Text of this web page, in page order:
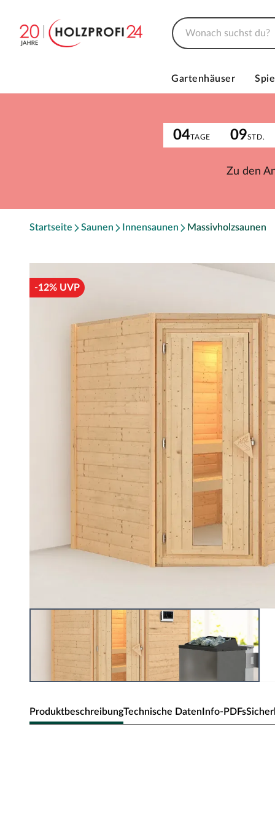
Gartenhäuser
04TAGE 09STD.
Zu den
Startseite Saunen Innensaunen Massivholzsaunen
-12% UVP
ProduktbeschreibungTechnische DatenInfo-PDFs